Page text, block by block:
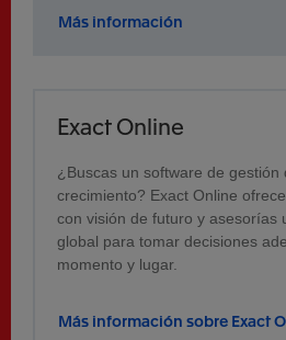
Más información
Exact Online
¿Buscas un software de gestión
crecimiento? Exact Online
con visión de futuro y asesorías
global para tomar decisiones
momento y lugar.
Más información sobre Exact